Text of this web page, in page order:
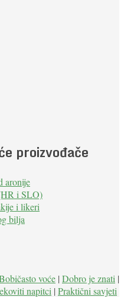
proizvođače
aronije
i SLO)
i likeri
bilja
voće | Dobro je znati |
napitci | Praktični savjeti